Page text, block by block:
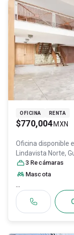
OFICINA RENTA
$770,004 MXN
Oficina disponible
Lindavista Norte,
07300, ID:28887267
3 Recámaras
Mascota
...